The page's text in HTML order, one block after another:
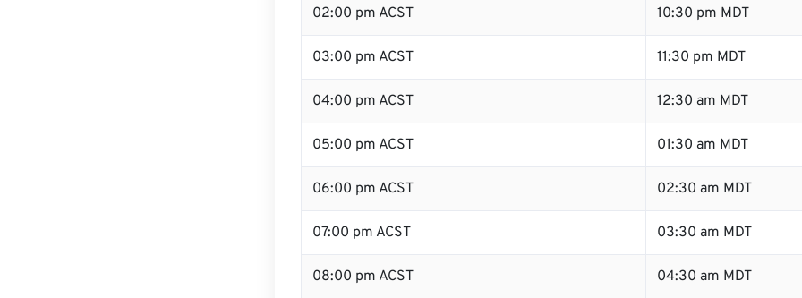
02:00 pm ACST 10:30 pm MDT
03:00 pm ACST 11:30 pm MDT
04:00 pm ACST 12:30 am MDT
05:00 pm ACST 01:30 am MDT
06:00 pm ACST 02:30 am MDT
07:00 pm ACST 03:30 am MDT
08:00 pm ACST 04:30 am MDT